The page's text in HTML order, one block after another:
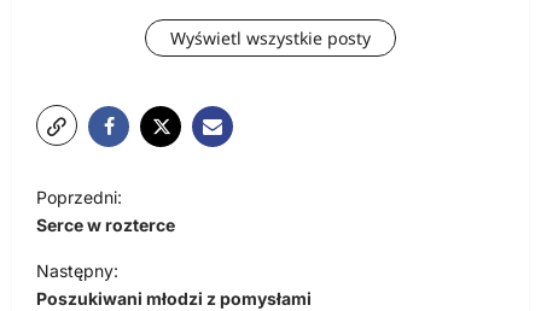
Wyświetl wszystkie posty
a
w
i
Poprzedni:
Serce w rozterce
Następny:
Poszukiwani młodzi z pomysłami